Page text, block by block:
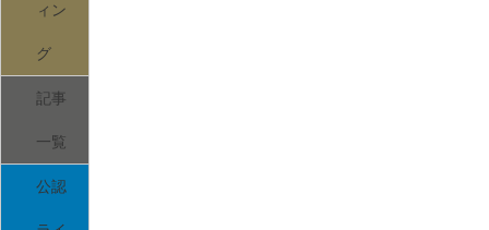
ィン
グ
記事
一覧
公認